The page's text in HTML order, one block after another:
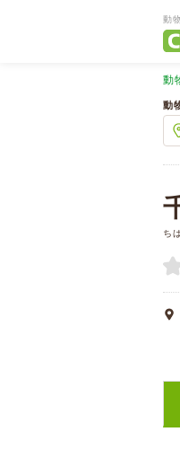
動
動
動
ち